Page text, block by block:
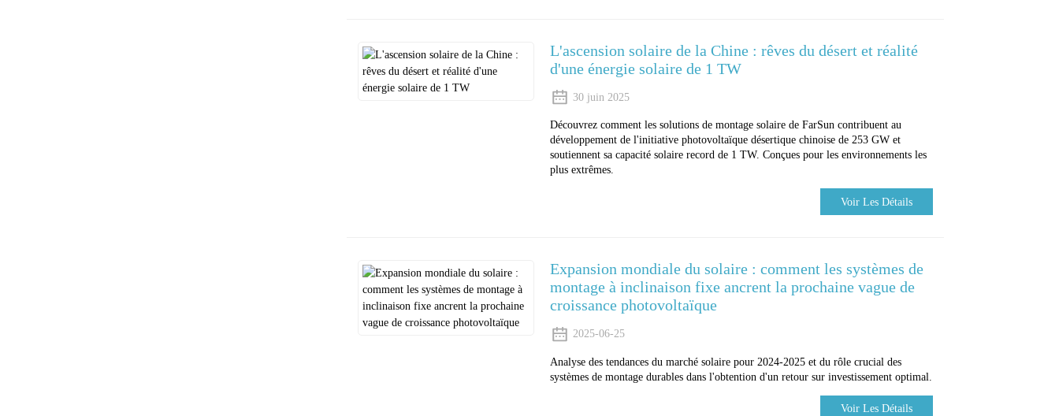
L'ascension solaire de la Chine : rêves du désert et réalité
d'une énergie solaire de 1 TW
30 juin 2025
Découvrez comment les solutions de montage solaire de FarSun contribuent au
développement de l'initiative photovoltaïque désertique chinoise de 253 GW et
soutiennent sa capacité solaire record de 1 TW. Conçues pour les environnements les
plus extrêmes.
Voir Les Détails
Expansion mondiale du solaire : comment les systèmes de
montage à inclinaison fixe ancrent la prochaine vague de
croissance photovoltaïque
2025-06-25
Analyse des tendances du marché solaire pour 2024-2025 et du rôle crucial des
systèmes de montage durables dans l'obtention d'un retour sur investissement optimal.
Voir Les Détails